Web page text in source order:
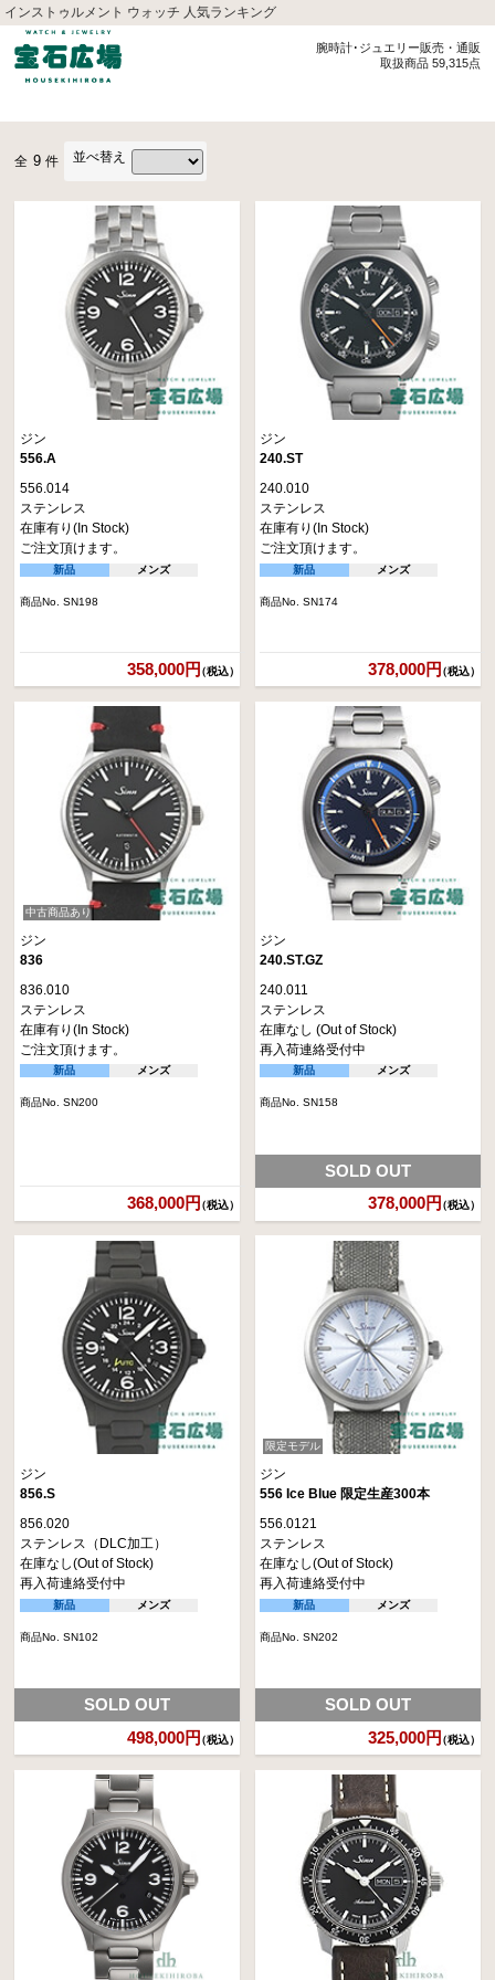
インストゥルメント ウォッチ 人気ランキング
腕時計･ジュエリー販売・通販
取扱商品 59,315点
全 9 件 並べ替え
ジン
556.A
556.014
ステンレス
在庫有り(In Stock)
ご注文頂けます。
新品 メンズ
商品No. SN198
358,000円（税込）
ジン
240.ST
240.010
ステンレス
在庫有り(In Stock)
ご注文頂けます。
新品 メンズ
商品No. SN174
378,000円（税込）
中古商品あり
ジン
836
836.010
ステンレス
在庫有り(In Stock)
ご注文頂けます。
新品 メンズ
商品No. SN200
368,000円（税込）
ジン
240.ST.GZ
240.011
ステンレス
在庫なし (Out of Stock)
再入荷連絡受付中
新品 メンズ
商品No. SN158
378,000円（税込）
SOLD OUT
ジン
856.S
856.020
ステンレス（DLC加工）
在庫なし(Out of Stock)
再入荷連絡受付中
新品 メンズ
商品No. SN102
498,000円（税込）
SOLD OUT
限定モデル
ジン
556 Ice Blue 限定生産300本
556.0121
ステンレス
在庫なし(Out of Stock)
再入荷連絡受付中
新品 メンズ
商品No. SN202
325,000円（税込）
SOLD OUT